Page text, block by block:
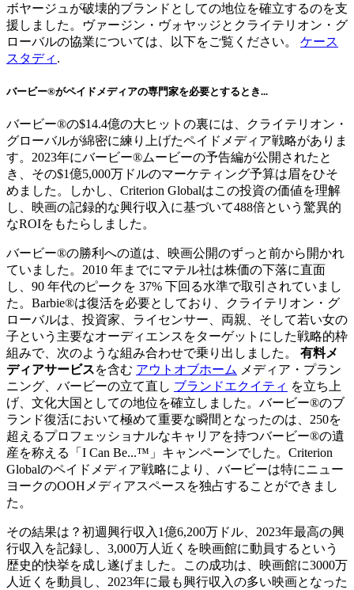
ボヤージュが破壊的ブランドとしての地位を確立するのを支
援しました。ヴァージン・ヴォヤッジとクライテリオン・グ
ローバルの協業については、以下をご覧ください。 ケース
スタディ .
バービー®がペイドメディアの専門家を必要とするとき...
バービー®の$14.4億の大ヒットの裏には、クライテリオン・
グローバルが綿密に練り上げたペイドメディア戦略がありま
す。2023年にバービー®ムービーの予告編が公開されたと
き、その$1億5,000万ドルのマーケティング予算は眉をひそ
めました。しかし、Criterion Globalはこの投資の価値を理解
し、映画の記録的な興行収入に基づいて488倍という驚異的
なROIをもたらしました。
バービー®の勝利への道は、映画公開のずっと前から開かれ
ていました。2010 年までにマテル社は株価の下落に直面
し、90 年代のピークを 37% 下回る水準で取引されていまし
た。Barbie®は復活を必要としており、クライテリオン・グ
ローバルは、投資家、ライセンサー、両親、そして若い女の
子という主要なオーディエンスをターゲットにした戦略的枠
組みで、次のような組み合わせで乗り出しました。 有料メ
ディアサービスを含む アウトオブホーム メディア・プラン
ニング、バービーの立て直し ブランドエクイティ を立ち上
げ、文化大国としての地位を確立しました。バービー®のブ
ランド復活において極めて重要な瞬間となったのは、250を
超えるプロフェッショナルなキャリアを持つバービー®の遺
産を称える「I Can Be...™」キャンペーンでした。Criterion
Globalのペイドメディア戦略により、バービーは特にニュー
ヨークのOOHメディアスペースを独占することができまし
た。
その結果は？初週興行収入1億6,200万ドル、2023年最高の興
行収入を記録し、3,000万人近くを映画館に動員するという
歴史的快挙を成し遂げました。この成功は、映画館に3000万
人近くを動員し、2023年に最も興行収入の多い映画となった